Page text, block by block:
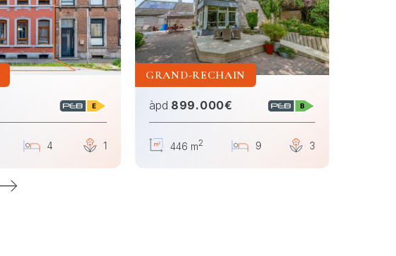
4 1
GRAND-RECHAIN
àpd 899.000€
446 m2 9 3